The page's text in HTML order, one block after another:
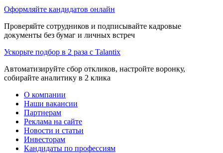
Оформляйте кандидатов онлайн
Проверяйте сотрудников и подписывайте кадровые
документы без бумаг и личных встреч
Ускорьте подбор в 2 раза с Talantix
Автоматизируйте сбор откликов, настройте воронку,
собирайте аналитику в 2 клика
О компании
Наши вакансии
Партнерам
Реклама на сайте
Новости и статьи
Инвесторам
Кандидаты по профессиям